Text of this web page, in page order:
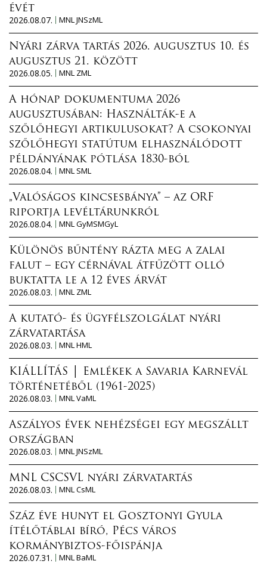
évét
2026.08.07.
MNL JNSzML
Nyári zárva tartás 2026. augusztus 10. és
augusztus 21. között
2026.08.05.
MNL ZML
A hónap dokumentuma 2026
augusztusában: Használták-e a
szőlőhegyi artikulusokat? A csokonyai
szőlőhegyi statútum elhasználódott
példányának pótlása 1830-ból
2026.08.04.
MNL SML
„Valóságos kincsesbánya” – az ORF
riportja levéltárunkról
2026.08.04.
MNL GyMSMGyL
Különös bűntény rázta meg a zalai
falut – egy cérnával átfűzött olló
buktatta le a 12 éves árvát
2026.08.03.
MNL ZML
A kutató- és ügyfélszolgálat nyári
zárvatartása
2026.08.03.
MNL HML
KIÁLLÍTÁS │ Emlékek a Savaria Karnevál
történetéből (1961-2025)
2026.08.03.
MNL VaML
Aszályos évek nehézségei egy megszállt
országban
2026.08.03.
MNL JNSzML
MNL CSCSVL nyári zárvatartás
2026.08.03.
MNL CsML
Száz éve hunyt el Gosztonyi Gyula
ítélőtáblai bíró, Pécs város
kormánybiztos-főispánja
2026.07.31.
MNL BaML